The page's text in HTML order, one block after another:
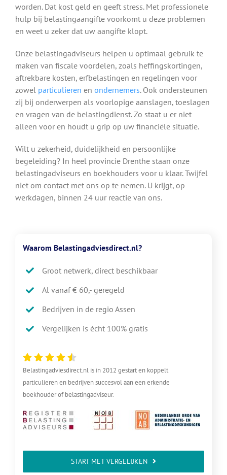
worden. Dat kost geld en geeft stress. Met professionele
hulp bij belastingaangifte voorkomt u deze problemen
en weet u zeker dat uw aangifte klopt.
Onze belastingadviseurs helpen u optimaal gebruik te
maken van fiscale voordelen, zoals heffingskortingen,
aftrekbare kosten, erfbelastingen en regelingen voor
zowel particulieren en ondernemers. Ook ondersteunen
zij bij onderwerpen als voorlopige aanslagen, toeslagen
en vragen van de belastingdienst. Zo staat u er niet
alleen voor en houdt u grip op uw financiële situatie.
Wilt u zekerheid, duidelijkheid en persoonlijke
begeleiding? In heel provincie Drenthe staan onze
belastingadviseurs en boekhouders voor u klaar. Twijfel
niet om contact met ons op te nemen. U krijgt, op
werkdagen, binnen 24 uur reactie van ons.
Waarom Belastingadviesdirect.nl?
Groot netwerk, direct beschikbaar
Al vanaf € 60,- geregeld
Bedrijven in de regio Assen
Vergelijken is écht 100% gratis
Belastingadviesdirect.nl is in 2012 gestart en koppelt
particulieren en bedrijven succesvol aan een erkende
boekhouder of belastingadviseur.
START MET VERGELIJKEN